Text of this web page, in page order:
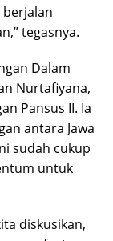
berjalan
tegasnya.
Dalam
Nurtafiyana,
Pansus II. Ia
antara Jawa
sudah cukup
untuk
diskusikan,